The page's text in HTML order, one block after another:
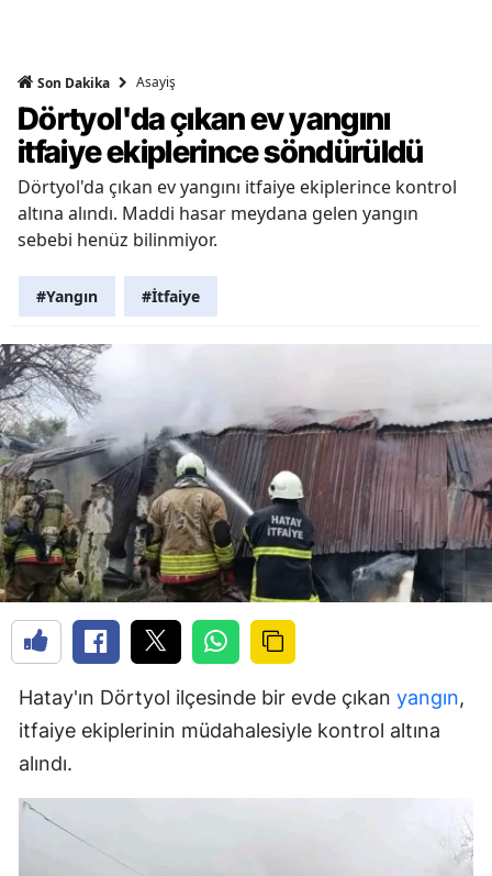
Son Dakika Asayiş
Dörtyol'da çıkan ev yangını
itfaiye ekiplerince söndürüldü
Dörtyol'da çıkan ev yangını itfaiye ekiplerince kontrol
altına alındı. Maddi hasar meydana gelen yangın
sebebi henüz bilinmiyor.
#Yangın #İtfaiye
Hatay'ın Dörtyol ilçesinde bir evde çıkan yangın,
itfaiye ekiplerinin müdahalesiyle kontrol altına
alındı.